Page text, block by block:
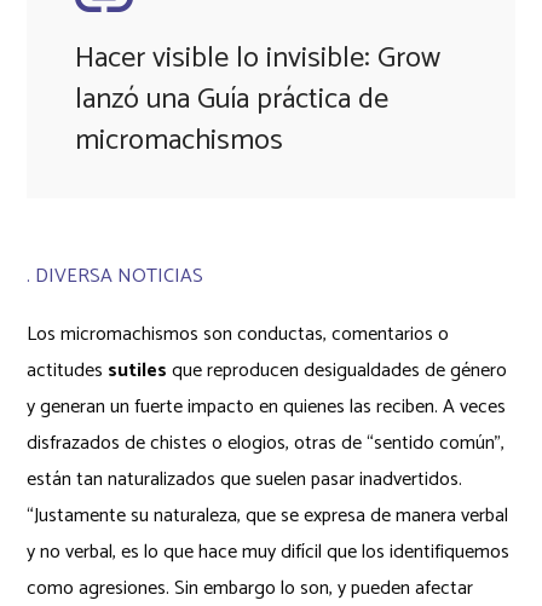
Hacer visible lo invisible: Grow
lanzó una Guía práctica de
micromachismos
. DIVERSA NOTICIAS
Los micromachismos son conductas, comentarios o
actitudes sutilesque reproducen desigualdades de género
y generan un fuerte impacto en quienes las reciben. A veces
disfrazados de chistes o elogios, otras de “sentido común”,
están tan naturalizados que suelen pasar inadvertidos.
“Justamente su naturaleza, que se expresa de manera verbal
y no verbal, es lo que hace muy difícil que los identifiquemos
como agresiones. Sin embargo lo son, y pueden afectar